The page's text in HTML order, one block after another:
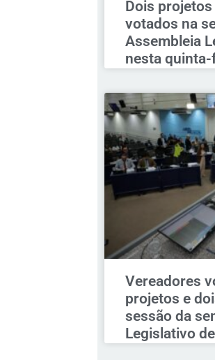
Dois
votados na
Assembleia
nesta
Vereadores
projetos e
sessão da
Legislativo